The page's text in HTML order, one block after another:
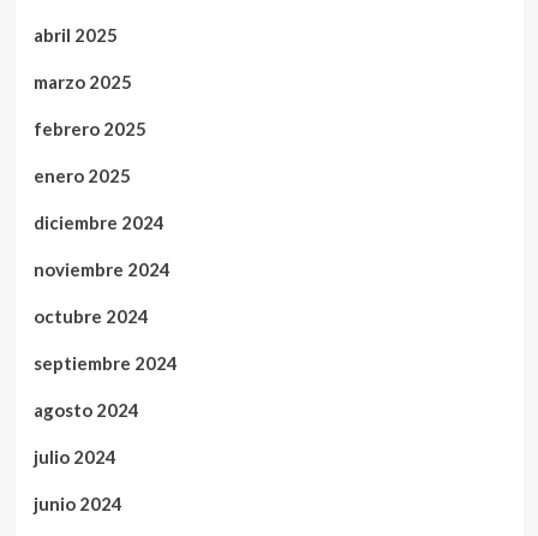
abril 2025
marzo 2025
febrero 2025
enero 2025
diciembre 2024
noviembre 2024
octubre 2024
septiembre 2024
agosto 2024
julio 2024
junio 2024